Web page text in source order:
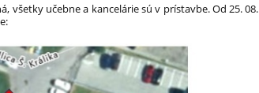
všetky učebne a kancelárie sú v prístavbe. Od 25. 08.